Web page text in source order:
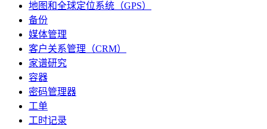
地图和全球定位系统（GPS）
备份
媒体管理
客户关系管理（CRM）
家谱研究
容器
密码管理器
工单
工时记录